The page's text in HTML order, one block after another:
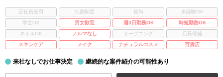
正社員登用 社割制度 賞与
未経験OK
学生OK
男女歓迎 週3日勤務OK
時短勤務OK
ネイルOK
ノルマなし オープニング
店長候補
スキンケア
メイク ナチュラルコスメ 百貨店
来社なしでお仕事決定 継続的な案件紹介の可能性あり